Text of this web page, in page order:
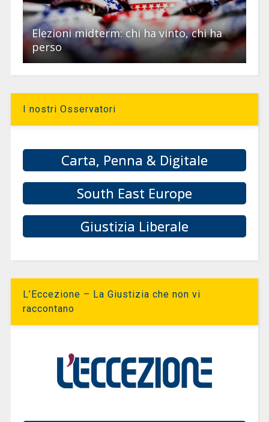
Elezioni midterm: chi ha vinto, chi ha
perso
I nostri Osservatori
Carta, Penna & Digitale
South East Europe
Giustizia Liberale
L’Eccezione – La Giustizia che non vi
raccontano